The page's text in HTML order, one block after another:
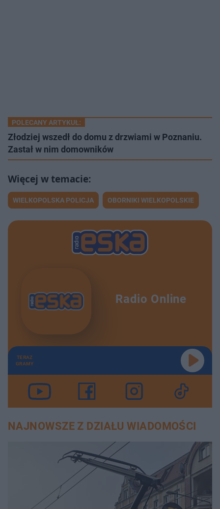
POLECANY ARTYKUŁ:
Złodziej wszedł do domu z drzwiami w Poznaniu.
Zastał w nim domowników
WIELKOPOLSKA POLICJA OBORNIKI WIELKOPOLSKIE
Radio Online
TERAZ
GRAMY
NAJNOWSZE Z DZIAŁU WIADOMOŚCI